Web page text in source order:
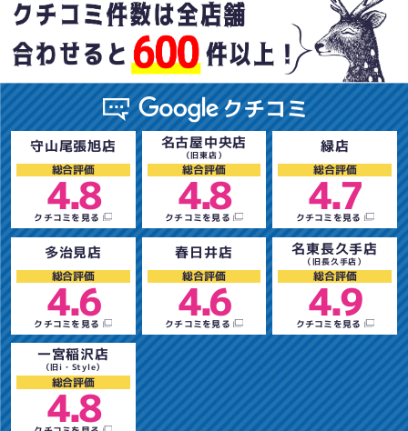
守山尾張旭店
総合評価
4.8
クチコミを見る
名古屋中央店
（旧東店）
総合評価
4.8
クチコミを見る
緑店
総合評価
4.7
クチコミを見る
多治見店
総合評価
4.6
クチコミを見る
春日井店
総合評価
4.6
クチコミを見る
名東長久手店
（旧長久手店）
総合評価
4.9
クチコミを見る
一宮稲沢店
（旧i・Style）
総合評価
4.8